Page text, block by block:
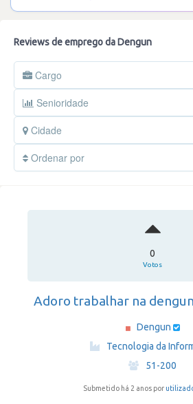
Reviews de emprego da Dengun
Cargo
Senioridade
Cidade
Ordenar por
0
Votos
Adoro trabalhar na dengun
Dengun
Tecnologia da
·
51-200
Submetido há 2 anos por